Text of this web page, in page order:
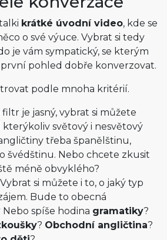
krátké úvodní video, kde se
o své výuce. Vybrat si tedy
je vám sympatický, se kterým
první pohled dobře konverzovat.
podle mnoha kritérií.
je jasný, vybrat si můžete
kterýkoliv světový i nesvětový
třeba španělštinu,
švédštinu. Nebo chcete zkusit
méně obvyklého?
si můžete i to, o jaký typ
Bude to obecná
Nebo spíše hodina gramatiky?
? Obchodní angličtina?